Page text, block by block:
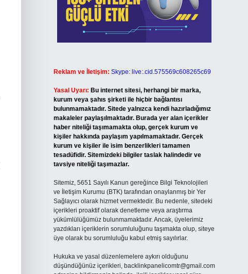
Reklam ve İletişim: Skype: live:.cid.575569c608265c69
Yasal Uyarı: Bu internet sitesi, herhangi bir marka,
kurum veya şahıs şirketi ile hiçbir bağlantısı
bulunmamaktadır. Sitede yalnızca kendi hazırladığımız
makaleler paylaşılmaktadır. Burada yer alan içerikler
haber niteliği taşımamakta olup, gerçek kurum ve
kişiler hakkında paylaşım yapılmamaktadır. Gerçek
kurum ve kişiler ile isim benzerlikleri tamamen
tesadüfidir. Sitemizdeki bilgiler taslak halindedir ve
tavsiye niteliği taşımazlar.
Sitemiz, 5651 Sayılı Kanun gereğince Bilgi Teknolojileri
ve İletişim Kurumu (BTK) tarafından onaylanmış bir Yer
Sağlayıcı olarak hizmet vermektedir. Bu nedenle, sitedeki
içerikleri proaktif olarak denetleme veya araştırma
yükümlülüğümüz bulunmamaktadır. Ancak, üyelerimiz
yazdıkları içeriklerin sorumluluğunu taşımakta olup, siteye
üye olarak bu sorumluluğu kabul etmiş sayılırlar.
Hukuka ve yasal düzenlemelere aykırı olduğunu
düşündüğünüz içerikleri, backlinkpanelicomtr@gmail.com